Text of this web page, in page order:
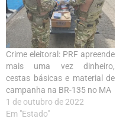
Crime eleitoral: PRF apreende
mais uma vez dinheiro,
cestas básicas e material de
campanha na BR-135 no MA
1 de outubro de 2022
Em "Estado"